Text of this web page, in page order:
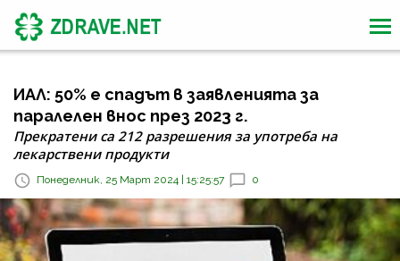
ИАЛ: 50% е спадът в заявленията за
паралелен внос през 2023 г.
Прекратени са 212 разрешения за употреба на
лекарствени продукти
Понеделник, 25 Март 2024 | 15:25:57 0